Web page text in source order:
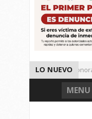
LO NUEVO
El Ritmo de las
Vencen los Mineros a
MENU